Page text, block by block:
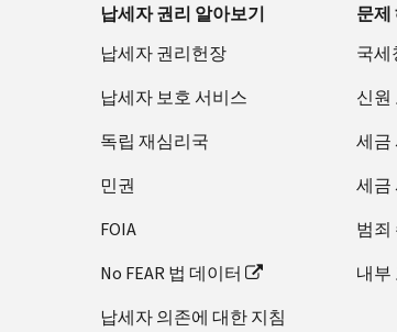
납세자 권리 알아보기
납세자 권리헌장
납세자 보호 서비스
독립 재심리국
민권
FOIA
No FEAR 법 데이터
납세자 의존에 대한 지침
문제
국세
신원
세금
세금
범죄
내부